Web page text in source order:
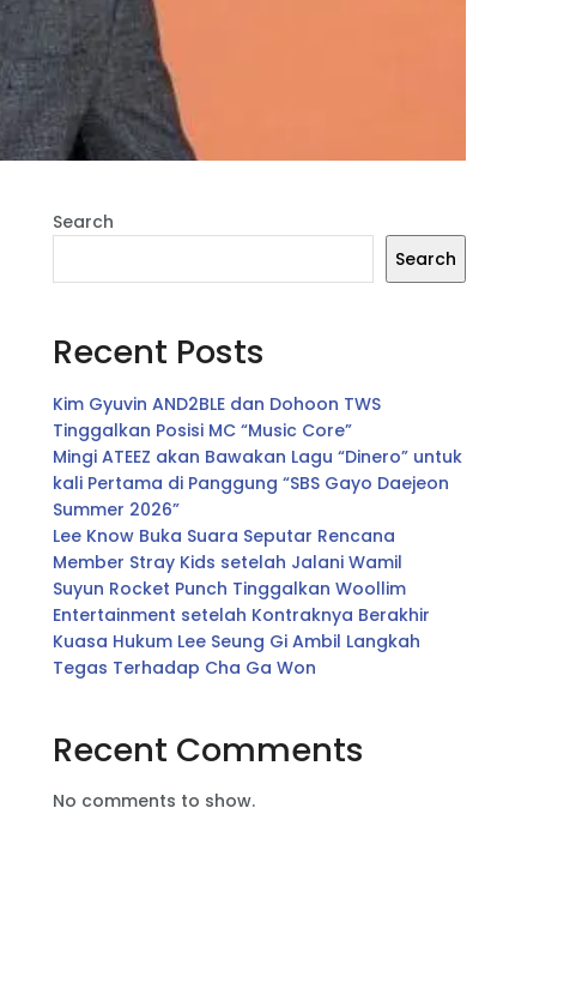
Search
Search
Recent Posts
Kim Gyuvin AND2BLE dan Dohoon TWS
Tinggalkan Posisi MC “Music Core”
Mingi ATEEZ akan Bawakan Lagu “Dinero” untuk
kali Pertama di Panggung “SBS Gayo Daejeon
Summer 2026”
Lee Know Buka Suara Seputar Rencana
Member Stray Kids setelah Jalani Wamil
Suyun Rocket Punch Tinggalkan Woollim
Entertainment setelah Kontraknya Berakhir
Kuasa Hukum Lee Seung Gi Ambil Langkah
Tegas Terhadap Cha Ga Won
Recent Comments
No comments to show.